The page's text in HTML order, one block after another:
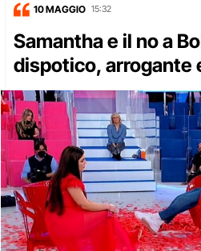
10 MAGGIO 15:32
Samantha e il no a
dispotico, arrogante